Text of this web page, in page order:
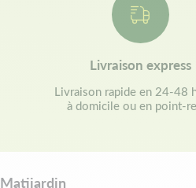
Livraison express
Livraison rapide en 24-48
à domicile ou en point-
Matijardin